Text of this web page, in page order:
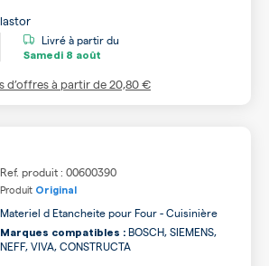
Livré à partir du
Samedi 8 août
d’offres à partir de20,80 €
Ref. produit : 00600390
Produit Original
Materiel d Etancheite pour Four - Cuisinière
Marques compatibles : BOSCH, SIEMENS,
NEFF, VIVA, CONSTRUCTA